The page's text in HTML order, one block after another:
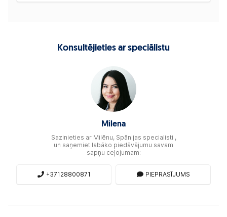
Konsultējieties ar speciālistu
Milena
Sazinieties ar Milēnu, Spānijas specialisti ,
un saņemiet labāko piedāvājumu savam
sapņu ceļojumam:
+37128800871 PIEPRASĪJUMS